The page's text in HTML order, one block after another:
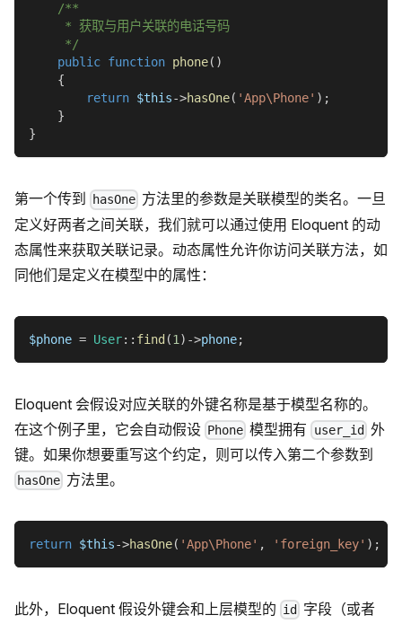
/**
     * 获取与用户关联的电话号码
     */
public function phone( )
{
return $this->hasOne( 'App\Phone' ) ;
}
}
第一个传到 hasOne 方法里的参数是关联模型的类名。一旦
定义好两者之间关联，我们就可以通过使用 Eloquent 的动
态属性来获取关联记录。动态属性允许你访问关联方法，如
同他们是定义在模型中的属性：
$phone = User:: find(1 ) ->phone;
Eloquent 会假设对应关联的外键名称是基于模型名称的。
在这个例子里，它会自动假设 Phone 模型拥有 user_id 外
键。如果你想要重写这个约定，则可以传入第二个参数到
hasOne 方法里。
return $this->hasOne( 'App\Phone' , 'foreign_key' ) ;
此外，Eloquent 假设外键会和上层模型的 id
字段（或者